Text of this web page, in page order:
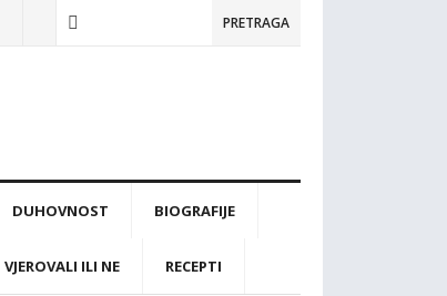
PRETRAGA
DUHOVNOST BIOGRAFIJE
VJEROVALI ILI NE RECEPTI